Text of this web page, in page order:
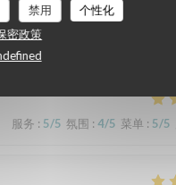
禁用
个性化
密政策
服务 : 5/5 氛围 : 4/5 菜单 : 5/5